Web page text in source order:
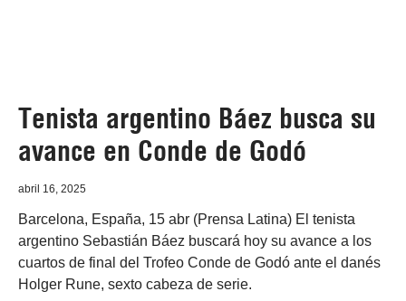
Tenista argentino Báez busca su
avance en Conde de Godó
abril 16, 2025
Barcelona, España, 15 abr (Prensa Latina) El tenista
argentino Sebastián Báez buscará hoy su avance a los
cuartos de final del Trofeo Conde de Godó ante el danés
Holger Rune, sexto cabeza de serie.